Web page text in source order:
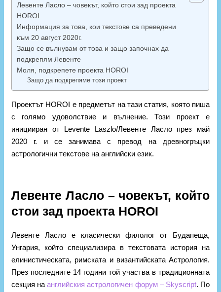
Левенте Ласло – човекът, който стои зад проекта
HOROI
Информация за това, кои текстове са преведени
към 20 август 2020г.
Защо се вълнувам от това и защо започнах да
подкрепям Левенте
Моля, подкрепете проекта HOROI
Защо да подкрепяме този проект
Проектът HOROI е предметът на тази статия, която пиша
с голямо удоволствие и вълнение. Този проект е
иницииран от Levente Laszlo/Левенте Ласло през май
2020 г. и се занимава с превод на древногръцки
астрологични текстове на английски език.
Левенте Ласло – човекът, който
стои зад проекта HOROI
Левенте Ласло е класически филолог от Будапеща,
Унгария, който специализира в текстовата история на
елинистическата, римската и византийската Астрология.
През последните 14 години той участва в традиционната
секция наанглийския астрологичен форум – Skyscript. По